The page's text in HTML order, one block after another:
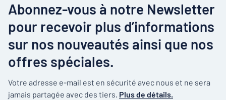
Abonnez-vous à notre Newsletter
pour recevoir plus d’informations
sur nos nouveautés ainsi que nos
offres spéciales.
Votre adresse e-mail est en sécurité avec nous et ne sera
jamais partagée avec des tiers. Plus de détails.